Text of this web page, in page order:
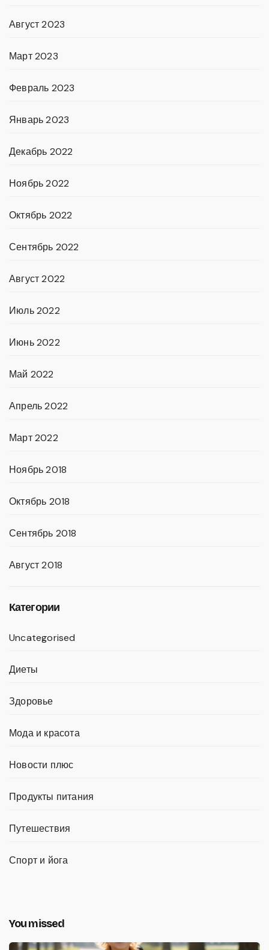
Август 2023
Март 2023
Февраль 2023
Январь 2023
Декабрь 2022
Ноябрь 2022
Октябрь 2022
Сентябрь 2022
Август 2022
Июль 2022
Июнь 2022
Май 2022
Апрель 2022
Март 2022
Ноябрь 2018
Октябрь 2018
Сентябрь 2018
Август 2018
Категории
Uncategorised
Диеты
Здоровье
Мода и красота
Новости плюс
Продукты питания
Путешествия
Спорт и йога
You missed